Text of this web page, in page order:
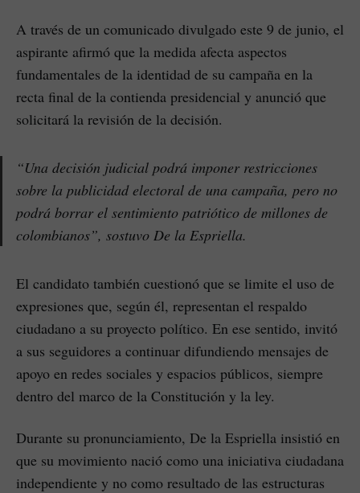
A través de un comunicado divulgado este 9 de junio, el
aspirante afirmó que la medida afecta aspectos
fundamentales de la identidad de su campaña en la
recta final de la contienda presidencial y anunció que
solicitará la revisión de la decisión.
“Una decisión judicial podrá imponer restricciones
sobre la publicidad electoral de una campaña, pero no
podrá borrar el sentimiento patriótico de millones de
colombianos”, sostuvo De la Espriella.
El candidato también cuestionó que se limite el uso de
expresiones que, según él, representan el respaldo
ciudadano a su proyecto político. En ese sentido, invitó
a sus seguidores a continuar difundiendo mensajes de
apoyo en redes sociales y espacios públicos, siempre
dentro del marco de la Constitución y la ley.
Durante su pronunciamiento, De la Espriella insistió en
que su movimiento nació como una iniciativa ciudadana
independiente y no como resultado de las estructuras